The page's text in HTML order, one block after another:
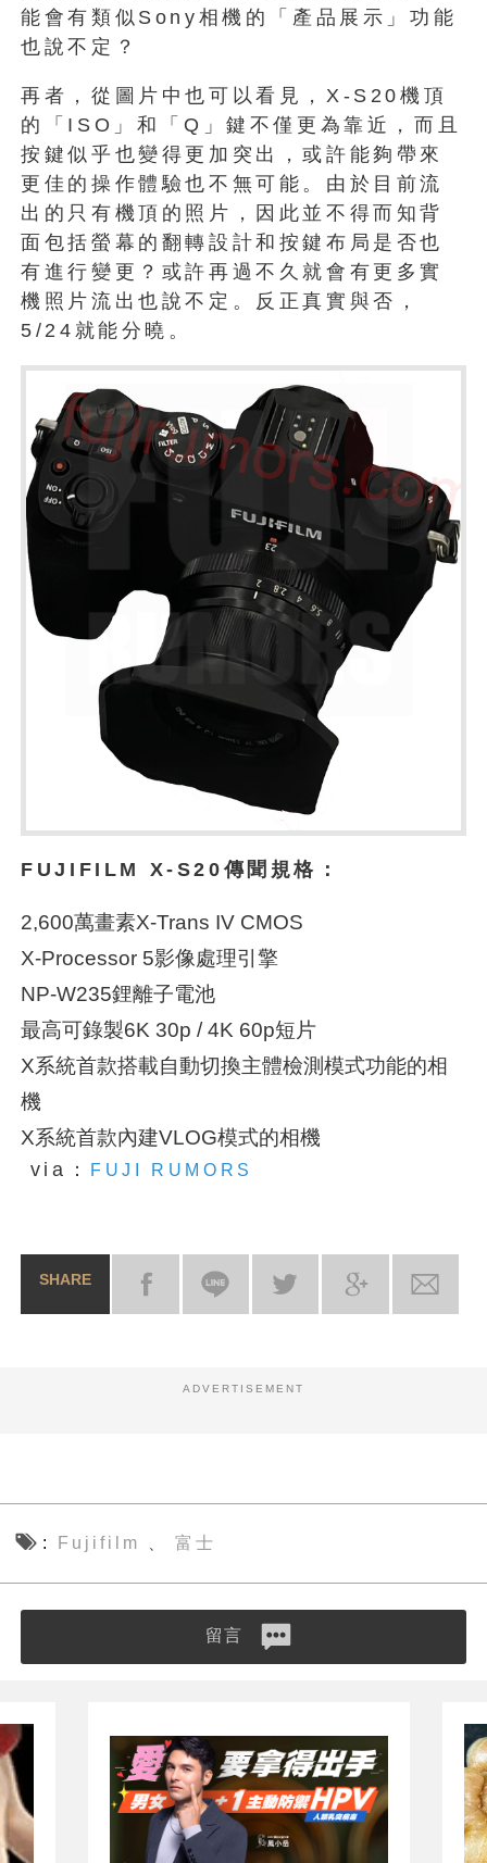
能會有類似Sony相機的「產品展示」功能
也說不定？
再者，從圖片中也可以看見，X-S20機頂
的「ISO」和「Q」鍵不僅更為靠近，而且
按鍵似乎也變得更加突出，或許能夠帶來
更佳的操作體驗也不無可能。由於目前流
出的只有機頂的照片，因此並不得而知背
面包括螢幕的翻轉設計和按鍵布局是否也
有進行變更？或許再過不久就會有更多實
機照片流出也說不定。反正真實與否，
5/24就能分曉。
FUJIFILM X-S20傳聞規格：
2,600萬畫素X-Trans IV CMOS
X-Processor 5影像處理引擎
NP-W235鋰離子電池
最高可錄製6K 30p / 4K 60p短片
X系統首款搭載自動切換主體檢測模式功能的相
機
X系統首款內建VLOG模式的相機
via： FUJI RUMORS
SHARE
ADVERTISEMENT
Fujifilm 富士
留言